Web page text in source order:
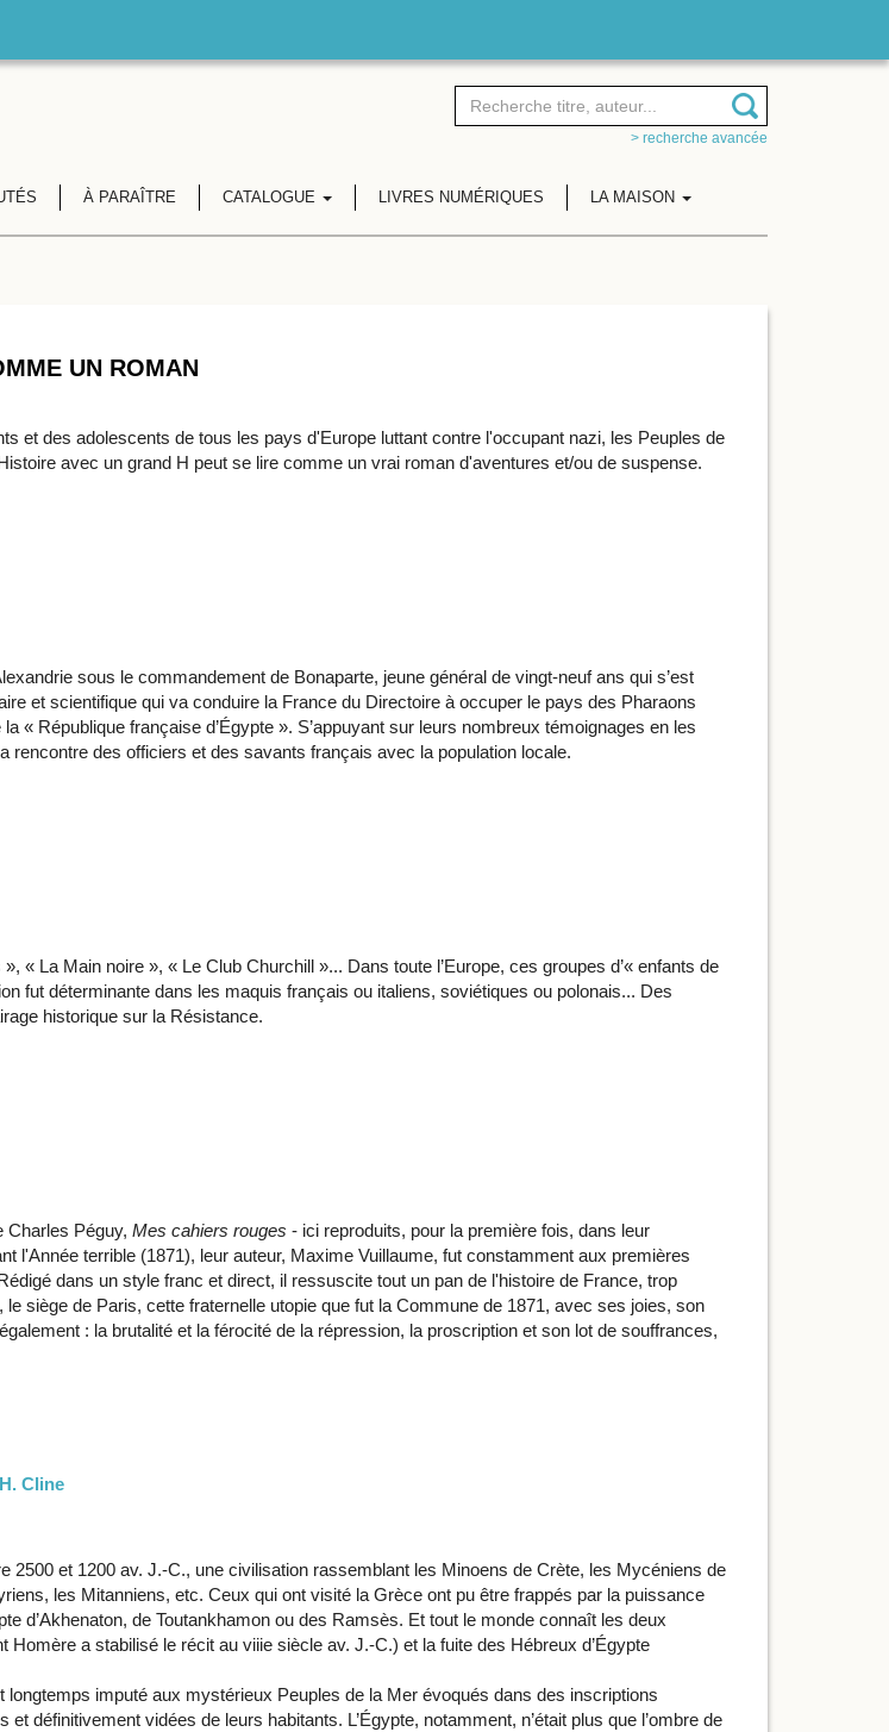
> recherche avancée
À PARAÎTRE CATALOGUE LIVRES NUMÉRIQUES LA MAISON
UN ROMAN
et des adolescents de tous les pays d'Europe luttant contre l'occupant nazi, les Peuples de
avec un grand H peut se lire comme un vrai roman d'aventures et/ou de suspense.
sous le commandement de Bonaparte, jeune général de vingt-neuf ans qui s’est
et scientifique qui va conduire la France du Directoire à occuper le pays des Pharaons
« République française d’Égypte ». S’appuyant sur leurs nombreux témoignages en les
des officiers et des savants français avec la population locale.
« La Main noire », « Le Club Churchill »... Dans toute l’Europe, ces groupes d’« enfants de
fut déterminante dans les maquis français ou italiens, soviétiques ou polonais... Des
historique sur la Résistance.
Charles Péguy, Mes cahiers rouges - ici reproduits, pour la première fois, dans leur
l'Année terrible (1871), leur auteur, Maxime Vuillaume, fut constamment aux premières
dans un style franc et direct, il ressuscite tout un pan de l'histoire de France, trop
siège de Paris, cette fraternelle utopie que fut la Commune de 1871, avec ses joies, son
: la brutalité et la férocité de la répression, la proscription et son lot de souffrances,
Cline
2500 et 1200 av. J.-C., une civilisation rassemblant les Minoens de Crète, les Mycéniens de
les Mitanniens, etc. Ceux qui ont visité la Grèce ont pu être frappés par la puissance
d’Akhenaton, de Toutankhamon ou des Ramsès. Et tout le monde connaît les deux
a stabilisé le récit au viiie siècle av. J.-C.) et la fuite des Hébreux d’Égypte
imputé aux mystérieux Peuples de la Mer évoqués dans des inscriptions
définitivement vidées de leurs habitants. L’Égypte, notamment, n’était plus que l’ombre de